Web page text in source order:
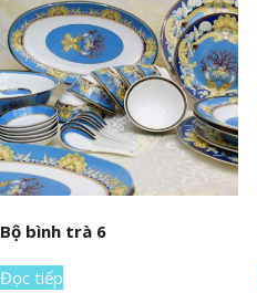
Bộ bình trà 6
Đọc tiếp